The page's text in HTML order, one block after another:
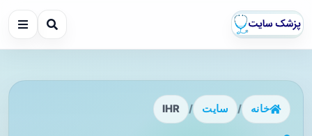
خانه / سایت /
IHR